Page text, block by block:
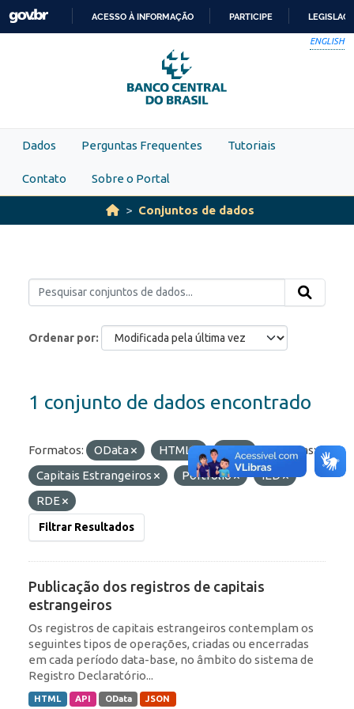
Skip to main content
PARA
O
CONTEÚDO
ACESSO À INFORMAÇÃO PARTICIPE
ENGLISH
Dados Perguntas Frequentes Tutoriais
Contato Sobre o Portal
Conjuntos de dados
Ordenar por
1 conjunto de dados encontrado
Formatos: OData HTML API
Etiquetas:
Capitais Estrangeiros
Portfólio
IED
RDE
Filtrar Resultados
Publicação dos registros de capitais
estrangeiros
Os registros de capitais estrangeiros contemplam os
seguintes tipos de operações, criadas ou encerradas
em cada período data-base, no âmbito do sistema de
Registro Declaratório...
HTML API OData JSON